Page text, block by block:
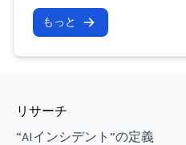
もっと
リサーチ
“AIインシデント”の定義